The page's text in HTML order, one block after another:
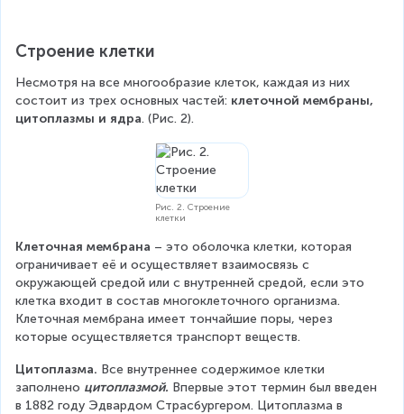
Строение клетки
Несмотря на все многообразие клеток, каждая из них
состоит из трех основных частей: клеточной мембраны,
цитоплазмы и ядра. (Рис. 2).
Рис. 2. Строение
клетки
Клеточная мембрана – это оболочка клетки, которая
ограничивает её и осуществляет взаимосвязь с
окружающей средой или с внутренней средой, если это
клетка входит в состав многоклеточного организма.
Клеточная мембрана имеет тончайшие поры, через
которые осуществляется транспорт веществ.
Цитоплазма. Все внутреннее содержимое клетки
заполнено цитоплазмой. Впервые этот термин был введен
в 1882 году Эдвардом Страсбургером. Цитоплазма в